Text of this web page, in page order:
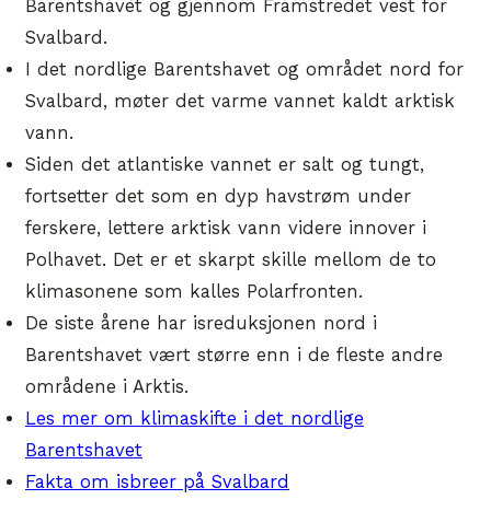
Barentshavet og gjennom Framstredet vest for
Svalbard.
I det nordlige Barentshavet og området nord for
Svalbard, møter det varme vannet kaldt arktisk
vann.
Siden det atlantiske vannet er salt og tungt,
fortsetter det som en dyp havstrøm under
ferskere, lettere arktisk vann videre innover i
Polhavet. Det er et skarpt skille mellom de to
klimasonene som kalles Polarfronten.
De siste årene har isreduksjonen nord i
Barentshavet vært større enn i de fleste andre
områdene i Arktis.
Les mer om klimaskifte i det nordlige
Barentshavet
Fakta om isbreer på Svalbard